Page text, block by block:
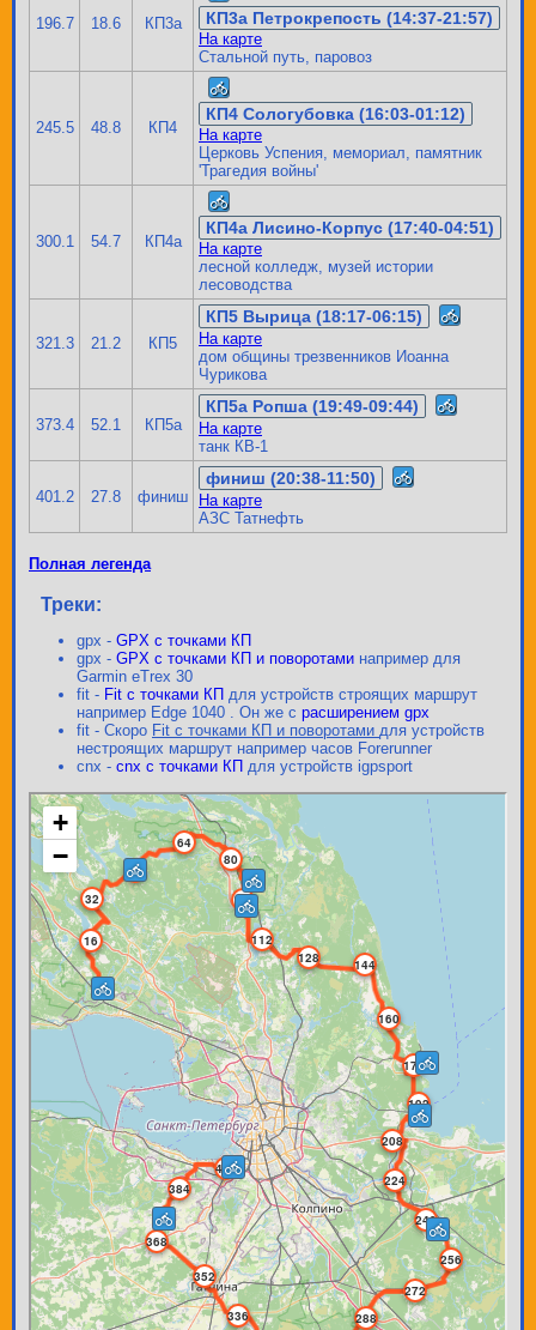
196.7 18.6 КП3а КП3а Петрокрепость (14:37-21:57)
На карте
Стальной путь, паровоз
245.5 48.8 КП4
КП4 Сологубовка (16:03-01:12)
На карте
Церковь Успения, мемориал, памятник
'Трагедия войны'
300.1 54.7 КП4а
КП4а Лисино-Корпус (17:40-04:51)
На карте
лесной колледж, музей истории
лесоводства
321.3 21.2 КП5
КП5 Вырица (18:17-06:15)
На карте
дом общины трезвенников Иоанна
Чурикова
373.4 52.1 КП5а
КП5а Ропша (19:49-09:44)
На карте
танк КВ-1
401.2 27.8 финиш
финиш (20:38-11:50)
На карте
АЗС Татнефть
Полная легенда
Треки:
gpx - GPX с точками КП
gpx - GPX с точками КП и поворотами например для
Garmin eTrex 30
fit - Fit с точками КП для устройств строящих маршрут
например Edge 1040 . Он же с расширением gpx
fit - Скоро Fit с точками КП и поворотами для устройств
нестроящих маршрут например часов Forerunner
cnx - cnx с точками КП для устройств igpsport